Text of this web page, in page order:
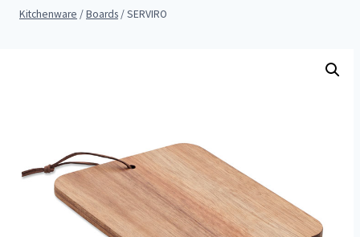
Kitchenware /Boards /SERVIRO